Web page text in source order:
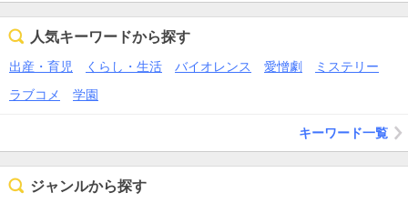
人気キーワードから探す
出産・育児 くらし・生活 バイオレンス 愛憎劇
ミステリー
ラブコメ
学園
キーワード一覧
ジャンルから探す